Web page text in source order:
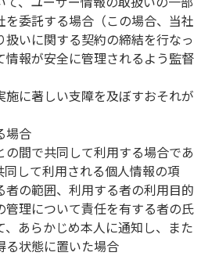
を委託する場合（この場合、当社
扱いに関する契約の締結を行なっ
情報が安全に管理されるよう監督
施に著しい支障を及ぼすおそれが
場合
の間で共同して利用する場合であ
同して利用される個人情報の項
者の範囲、利用する者の利用目的
管理について責任を有する者の氏
、あらかじめ本人に通知し、また
る状態に置いた場合